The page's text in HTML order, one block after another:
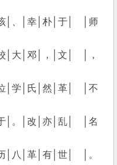
│、│幸│朴│于│　│师
│大│邓│，│文│　│，
│学│氏│然│革│　│不
│。│改│亦│乱│　│名
│八│革│有│世│　│。